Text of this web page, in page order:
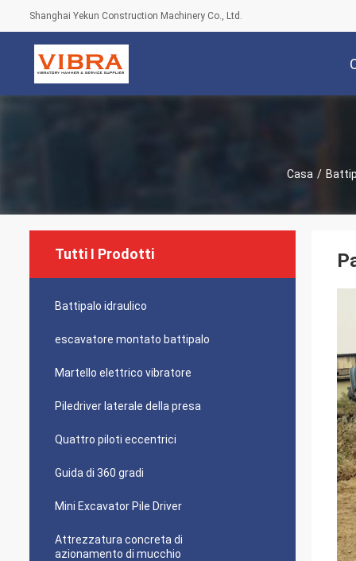
Shanghai Yekun Construction Machinery Co., Ltd.
Casa /
Tutti I Prodotti
Battipalo idraulico
escavatore montato battipalo
Martello elettrico vibratore
Piledriver laterale della presa
Quattro piloti eccentrici
Guida di 360 gradi
Mini Excavator Pile Driver
Attrezzatura concreta di
azionamento di mucchio